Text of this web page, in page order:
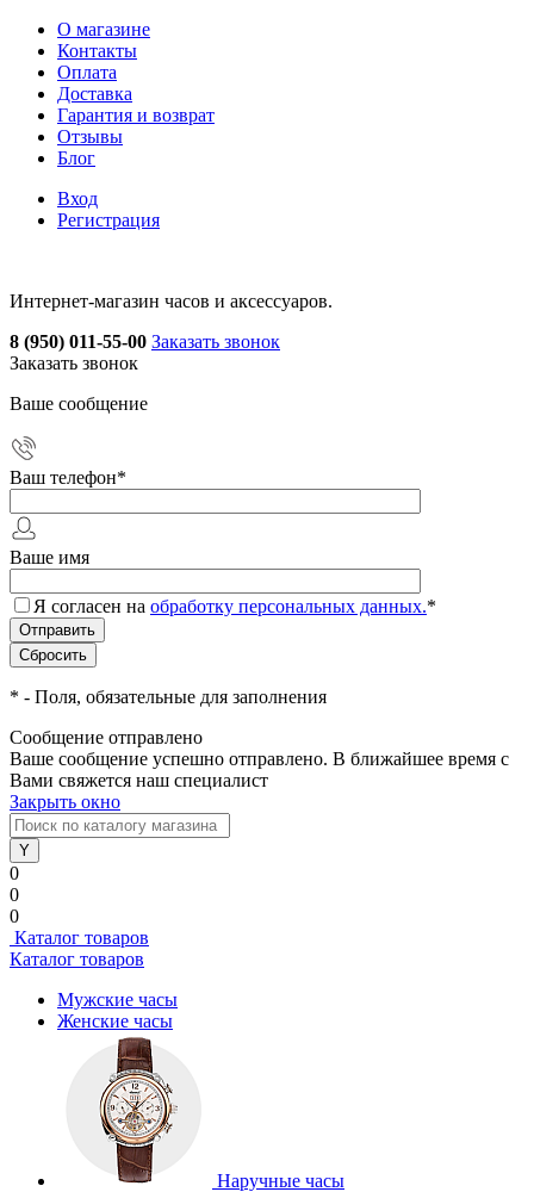
О магазине
Контакты
Оплата
Доставка
Гарантия и возврат
Отзывы
Блог
Вход
Регистрация
Интернет-магазин часов и аксессуаров.
8 (950) 011-55-00 Заказать звонок
Заказать звонок
Ваше сообщение
Ваш телефон*
Ваше имя
Я согласен на обработку персональных данных.*
* - Поля, обязательные для заполнения
Сообщение отправлено
Ваше сообщение успешно отправлено. В ближайшее время с
Вами свяжется наш специалист
Закрыть окно
0
0
0
Каталог товаров
Каталог товаров
Мужские часы
Женские часы
Наручные часы